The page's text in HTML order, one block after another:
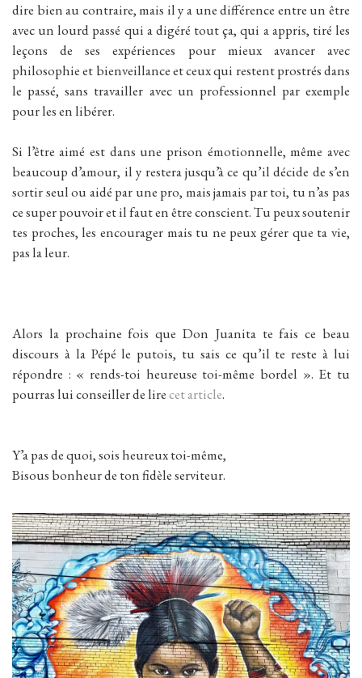
dire bien au contraire, mais il y a une différence entre un être
avec un lourd passé qui a digéré tout ça, qui a appris, tiré les
leçons de ses expériences pour mieux avancer avec
philosophie et bienveillance et ceux qui restent prostrés dans
le passé, sans travailler avec un professionnel par exemple
pour les en libérer.
Si l’être aimé est dans une prison émotionnelle, même avec
beaucoup d’amour, il y restera jusqu’à ce qu’il décide de s’en
sortir seul ou aidé par une pro, mais jamais par toi, tu n’as pas
ce super pouvoir et il faut en être conscient. Tu peux soutenir
tes proches, les encourager mais tu ne peux gérer que ta vie,
pas la leur.
Alors la prochaine fois que Don Juanita te fais ce beau
discours à la Pépé le putois, tu sais ce qu’il te reste à lui
répondre : « rends-toi heureuse toi-même bordel ». Et tu
pourras lui conseiller de lirecet article.
Y’a pas de quoi, sois heureux toi-même,
Bisous bonheur de ton fidèle serviteur.